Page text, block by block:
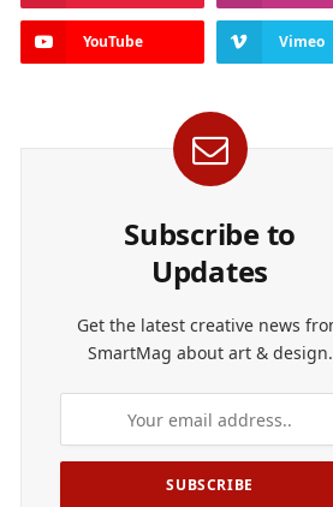
YouTube Vimeo
Subscribe to
Updates
Get the latest creative news
SmartMag about art & design.